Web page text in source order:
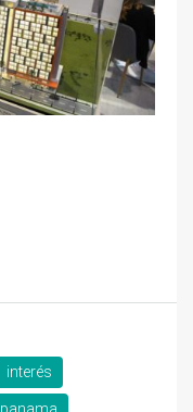
interés